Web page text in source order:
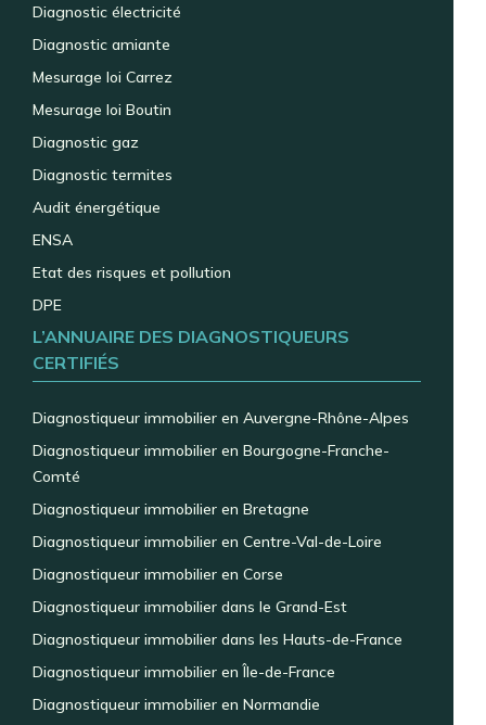
Diagnostic électricité
Diagnostic amiante
Mesurage loi Carrez
Mesurage loi Boutin
Diagnostic gaz
Diagnostic termites
Audit énergétique
ENSA
Etat des risques et pollution
DPE
L’ANNUAIRE DES DIAGNOSTIQUEURS
CERTIFIÉS
Diagnostiqueur immobilier en Auvergne-Rhône-Alpes
Diagnostiqueur immobilier en Bourgogne-Franche-
Comté
Diagnostiqueur immobilier en Bretagne
Diagnostiqueur immobilier en Centre-Val-de-Loire
Diagnostiqueur immobilier en Corse
Diagnostiqueur immobilier dans le Grand-Est
Diagnostiqueur immobilier dans les Hauts-de-France
Diagnostiqueur immobilier en Île-de-France
Diagnostiqueur immobilier en Normandie